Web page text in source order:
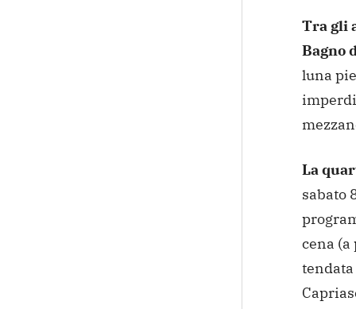
Tra gli
Bagno
luna
La
sabato
cena (a